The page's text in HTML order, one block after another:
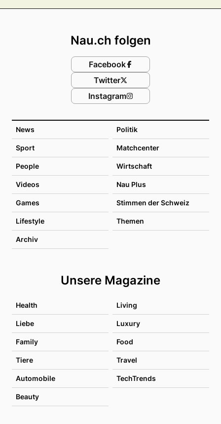
News Politik
Sport Matchcenter
People Wirtschaft
Videos Nau Plus
Games Stimmen der Schweiz
Lifestyle Themen
Archiv
Unsere Magazine
Health Living
Liebe Luxury
Family Food
Tiere Travel
Automobile TechTrends
Beauty
Nau.ch folgen
Facebook
Twitter
Instagram